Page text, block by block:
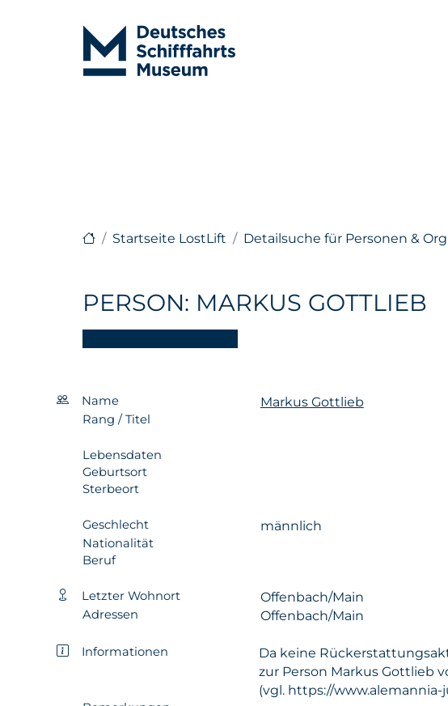
Startseite LostLift Detailsuche für Personen &
PERSON: MARKUS GOTTLIEB
Name Markus Gottlieb
Rang / Titel
Lebensdaten
Geburtsort
Sterbeort
Geschlecht männlich
Nationalität
Beruf
Letzter Wohnort Offenbach/Main
Adressen Offenbach/Main
Informationen
Da keine
zur Person Markus Gottlieb
(vgl. https://